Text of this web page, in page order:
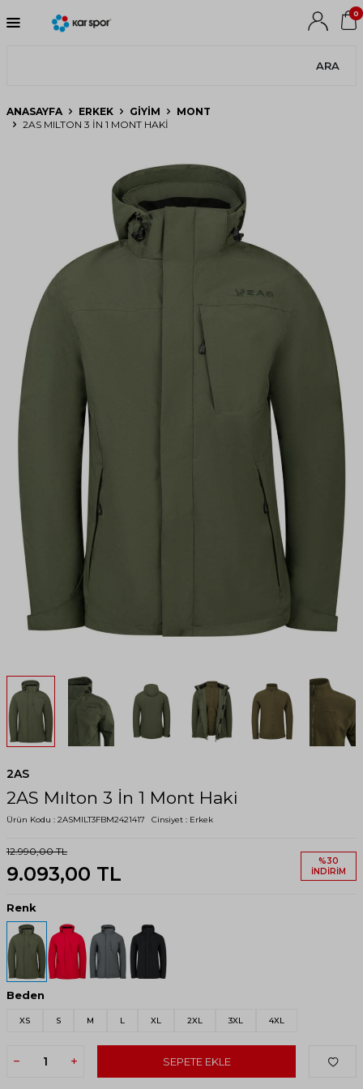
ARA
0
ANASAYFA ERKEK GIYIM
MONT
2AS MILTON 3 İN 1 MONT HAKI
2AS
2AS Mılton 3 İn 1 Mont Haki
Ürün Kodu : 2ASMILT3FBM2421417 Cinsiyet : Erkek
12.990,00TL
9.093,00 TL
%30
İNDIRIM
Renk
Beden
XS S M L XL 2XL 3XL 4XL
SEPETE EKLE